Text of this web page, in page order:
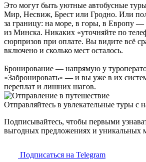
Это могут быть уютные автобусные
Мир, Несвиж, Брест или Гродно. Или
за границу: на море, в горы, в Европу —
из Минска. Никаких «уточняйте по
сюрпризов при оплате. Вы видите всё
включено и сколько мест осталось.
Бронирование — напрямую у
«Забронировать» — и вы уже в их
переплат и лишних шагов.
Отправляйтесь в увлекательные туры с
Подписывайтесь, чтобы первыми
выгодных предложениях и уникальных
Подписаться на Telegram